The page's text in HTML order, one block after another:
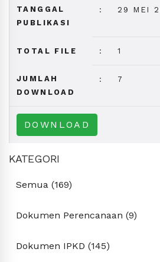
TANGGAL
PUBLIKASI
: 29 MEI
TOTAL FILE : 1
JUMLAH
DOWNLOAD
: 7
DOWNLOAD
KATEGORI
Semua (169)
Dokumen Perencanaan (9)
Dokumen IPKD (145)